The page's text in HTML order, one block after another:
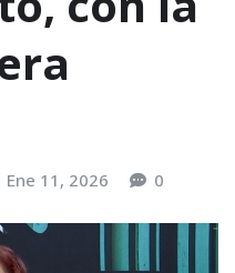
Ene 11, 2026 0